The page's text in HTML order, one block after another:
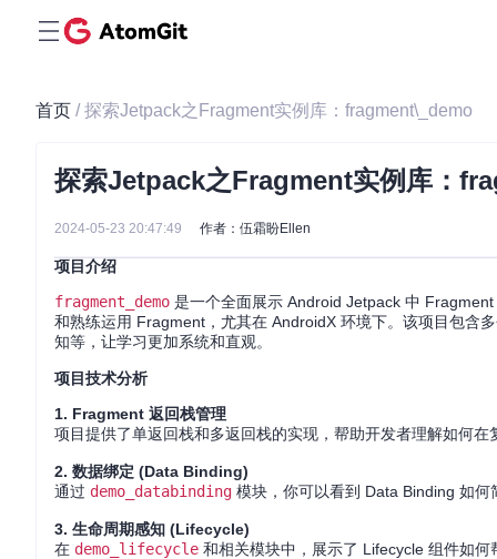
首页 / 探索Jetpack之Fragment实例库：fragment\_demo
探索Jetpack之Fragment实例库：
2024-05-23 20:47:49 作者：伍霜盼Ellen
项目介绍
fragment_demo 是一个全面展示 Android Jetpack 中
和熟练运用 Fragment，尤其在 AndroidX 环境下。该项目包含
知等，让学习更加系统和直观。
项目技术分析
1. Fragment 返回栈管理
项目提供了单返回栈和多返回栈的实现，帮助开发者理解如何
2. 数据绑定 (Data Binding)
通过 demo_databinding 模块，你可以看到 Data Binding 如
3. 生命周期感知 (Lifecycle)
在 demo_lifecycle 和相关模块中，展示了 Lifecycle 组件如